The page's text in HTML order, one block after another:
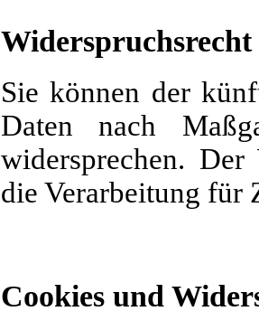
Widerspruchsrecht
Sie können der
Daten nach
widersprechen. Der
die Verarbeitung für
Cookies und